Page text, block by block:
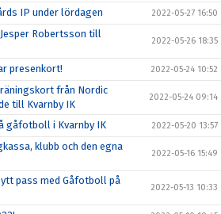
IP under lördagen 2022-05-27 16:50
Robertsson till
2022-05-26 18:35
presenkort! 2022-05-24 10:52
från Nordic
till Kvarnby IK
2022-05-24 09:14
gåfotboll i Kvarnby IK 2022-05-20 13:57
klubb och den egna
2022-05-16 15:49
pass med Gåfotboll på
2022-05-13 10:33